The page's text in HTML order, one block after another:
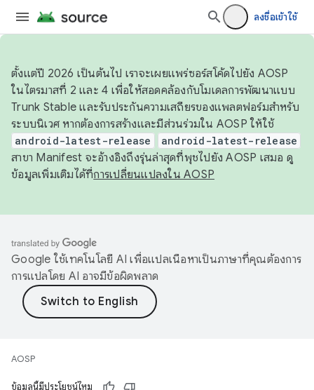
ลงชื่อเข้าใช้
ตั้งแต่ปี 2026 เป็นต้นไป เราจะเผยแพร่ซอร์สโค้ดไปยัง AOSP
ในไตรมาสที่ 2 และ 4 เพื่อให้สอดคล้องกับโมเดลการพัฒนาแบบ
Trunk Stable และรับประกันความเสถียรของแพลตฟอร์มสำหรับ
ระบบนิเวศ หากต้องการสร้างและมีส่วนร่วมใน AOSP ให้ใช้
android-latest-release android-latest-release
สาขา Manifest จะอ้างอิงถึงรุ่นล่าสุดที่พุชไปยัง AOSP เสมอ ดู
ข้อมูลเพิ่มเติมได้ที่การเปลี่ยนแปลงใน AOSP
Google ใช้เทคโนโลยี AI เพื่อแปลเนื้อหาเป็นภาษาที่คุณต้องการ
การแปลโดย AI อาจมีข้อผิดพลาด
AOSP
ข้อมูลนี้มีประโยชน์ไหม